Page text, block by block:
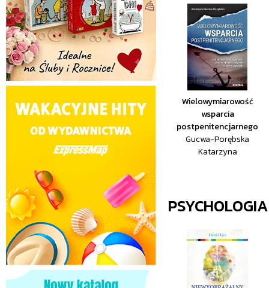
Wielowymiarowość
wsparcia
postpenitencjarnego
Gucwa-Porębska
Katarzyna
PSYCHOLOGIA